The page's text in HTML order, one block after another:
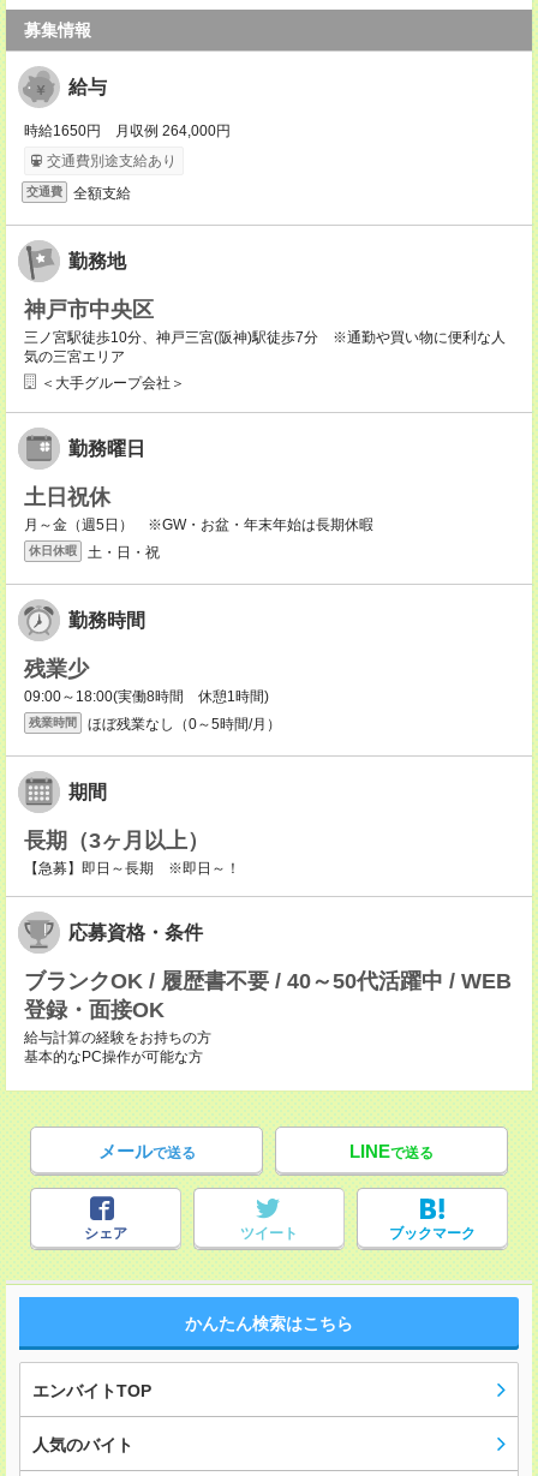
募集情報
給与
時給1650円 月収例 264,000円
交通費別途支給あり
交通費 全額支給
勤務地
神戸市中央区
三ノ宮駅徒歩10分、神戸三宮(阪神)駅徒歩7分 ※通勤や買い物に便利な人
気の三宮エリア
＜大手グループ会社＞
勤務曜日
土日祝休
月～金（週5日） ※GW・お盆・年末年始は長期休暇
休日休暇 土・日・祝
勤務時間
残業少
09:00～18:00(実働8時間 休憩1時間)
残業時間 ほぼ残業なし（0～5時間/月）
期間
長期（3ヶ月以上）
【急募】即日～長期 ※即日～！
応募資格・条件
ブランクOK / 履歴書不要 / 40～50代活躍中 / WEB
登録・面接OK
給与計算の経験をお持ちの方
基本的なPC操作が可能な方
メールで送る LINEで送る
シェア ツイート ブックマーク
かんたん検索はこちら
エンバイトTOP
人気のバイト